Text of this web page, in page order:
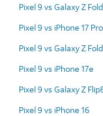
Pixel 9 vs Galaxy Z
Pixel 9 vs iPhone 17 Pro
Pixel 9 vs Galaxy Z
Pixel 9 vs iPhone 17e
Pixel 9 vs Galaxy Z
Pixel 9 vs iPhone 16